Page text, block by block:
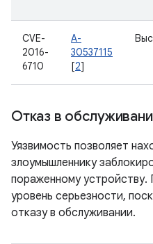
CVE-
2016-
6710
A-
30537115
[2]
Отказ в
Уязвимость позволяет
злоумышленнику
пораженному
уровень серьезности,
отказу в обслуживании.